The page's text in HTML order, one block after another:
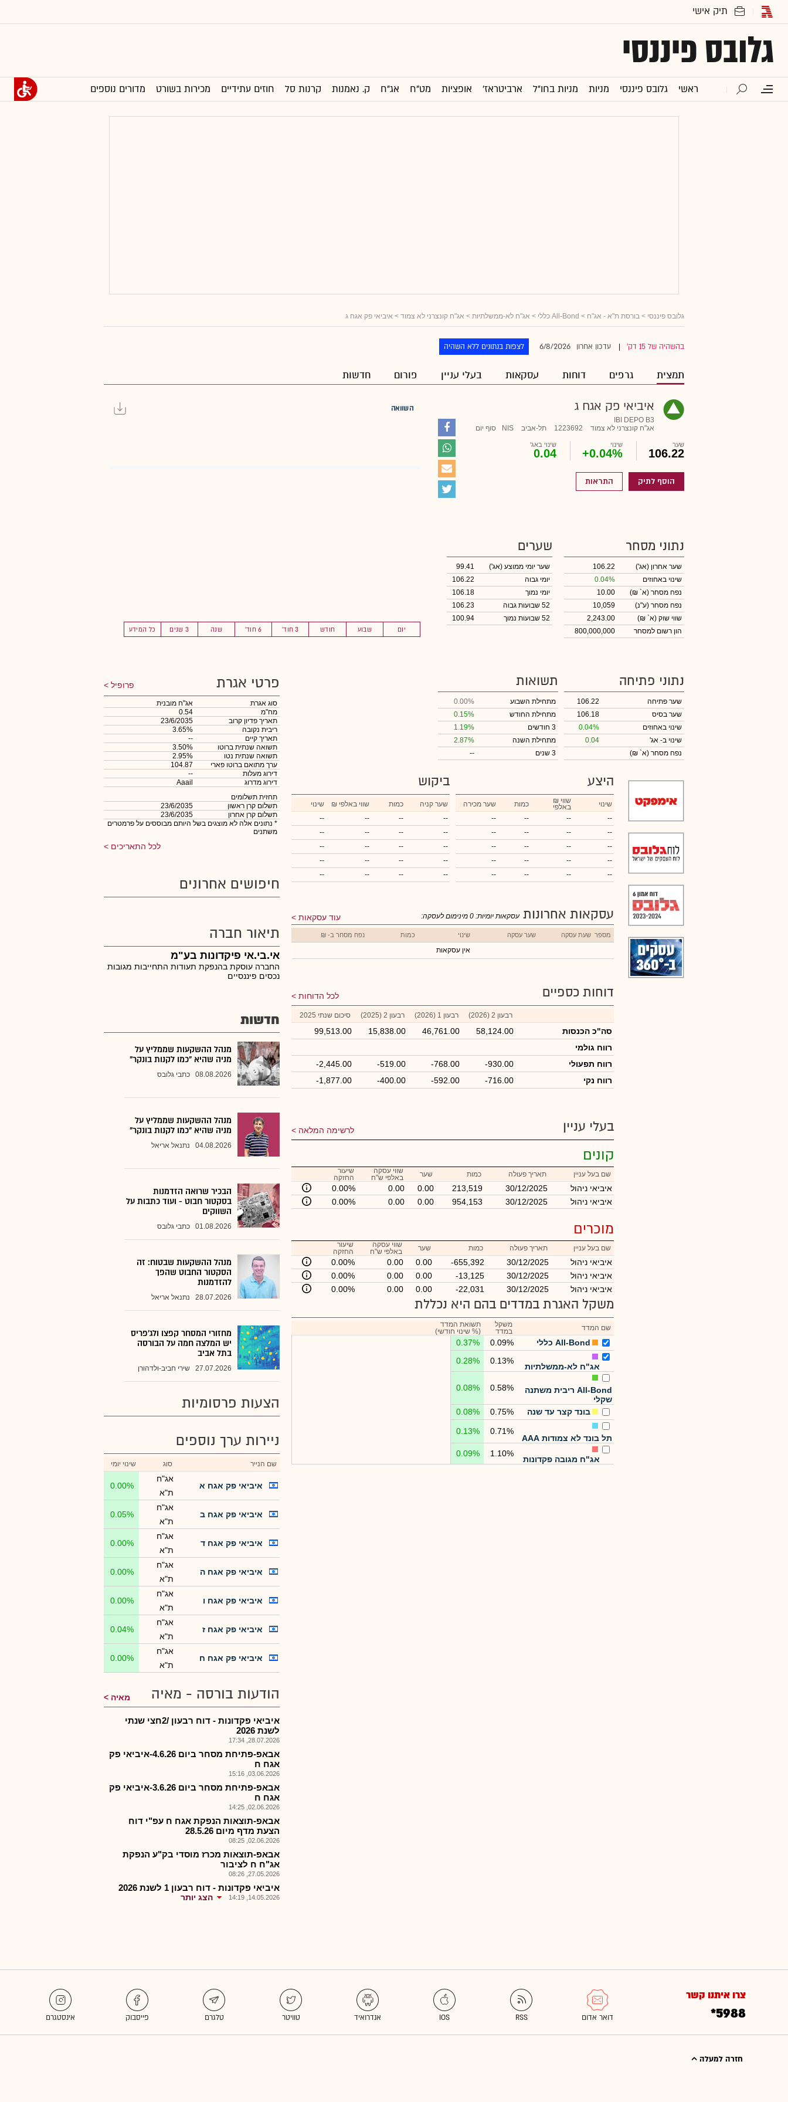
גלובס פיננסי
ראשי גלובס פיננסי מניות מניות בחו"ל ארביטראז' אופציות מט"ח אג"ח ק. נאמנות קרנות סל חוזים עתידיים מכירות בשורט מדורים נוספים
גלובס פיננסי > בורסת ת"א - אג"ח > All-Bond כללי > אג"ח לא-ממשלתיות > אג"ח קונצרני לא צמוד > איביאי פק אגח ג
בהשהיה של 15 דק' עדכון אחרון 6/8/2026 לצפות בנתונים ללא השהיה
תמצית גרפים דוחות עסקאות בעלי עניין פורום חדשות
איביאי פק אגח ג
IBI DEPO B3
אג"ח קונצרני לא צמוד
1223692 תל-אביב NIS סוף יום
שער
106.22
שינוי
+0.04%
שינוי באג'
0.04
הוסף לתיק התראות
השוואה
יום שבוע חודש 3 חוד' 6 חוד' שנה 3 שנים כל המידע
נתוני מסחר
שער אחרון (אג')
106.22
שינוי באחוזים
0.04%
נפח מסחר (א` ₪)
10.00
נפח מסחר (ע"נ)
10,059
שווי שוק (א` ₪)
2,243.00
הון רשום למסחר
800,000,000
שערים
שער יומי ממוצע (אג')
99.41
יומי גבוה
106.22
יומי נמוך
106.18
52 שבועות גבוה
106.23
52 שבועות נמוך
100.94
נתוני פתיחה
שער פתיחה
106.22
שער בסיס
106.18
שינוי באחוזים
0.04%
שינוי ב- אג'
0.04
נפח מסחר (א` ₪)
תשואות
מתחילת השבוע
0.00%
מתחילת החודש
0.15%
3 חודשים
1.19%
מתחילת השנה
2.87%
3 שנים
--
היצע
שינוי ₪ שווי
באלפי כמות
שער מכירה
--
--
--
--
--
--
--
--
--
--
--
--
--
--
--
--
--
--
--
--
ביקוש
שער קניה כמות ₪ שווי באלפי
שינוי
--
--
--
--
--
--
--
--
--
--
--
--
--
--
--
--
--
--
--
--
עסקאות אחרונות עוד עסקאות עסקאות יומיות: 0 מינימום לעסקה:
מספר שעת עסקה שער עסקה שינוי כמות נפח מסחר ב- ₪
אין עסקאות
דוחות כספיים לכל הדוחות
רבעון 2 (2026) רבעון 1 (2026) רבעון 2 (2025) סיכום שנתי 2025
סה"כ הכנסות 58,124.00
46,761.00
15,838.00
99,513.00
רווח גולמי
רווח תפעולי
-930.00
-768.00
-519.00
-2,445.00
רווח נקי
-716.00
-592.00
-400.00
-1,877.00
בעלי עניין לרשימה המלאה
קונים
שם בעל עניין תאריך פעולה כמות שער
שווי עסקה
באלפי ש"ח
שיעור
החזקה
איביאי ניהול 30/12/2025
213,519
0.00
0.00
0.00%
איביאי ניהול
30/12/2025
954,153
0.00
0.00
0.00%
מוכרים
שם בעל עניין תאריך פעולה כמות שער
שווי עסקה
באלפי ש"ח
שיעור
החזקה
איביאי ניהול 30/12/2025
-655,392
0.00
0.00
0.00%
איביאי ניהול
30/12/2025
-13,125
0.00
0.00
0.00%
איביאי ניהול
30/12/2025
-22,031
0.00
0.00
0.00%
משקל האגרת במדדים בהם היא נכללת
שם המדד
משקל
במדד
תשואת המדד
(% שינוי חודשי)
All-Bond כללי 0.09%
0.37%
אג"ח לא-ממשלתיות
0.13%
0.28%
All-Bond ריבית משתנה
שקלי
0.58%
0.08%
בונד קצר עד שנה 0.75%
0.08%
תל בונד לא צמודות AAA
0.71%
0.13%
אג"ח מגובה פקדונות
1.10%
0.09%
פרטי אגרת פרופיל
סוג אגרת
אג"ח מובנית
מח"מ
0.54
תאריך פדיון קרוב
23/6/2035
ריבית נקובה
3.65%
תאריך קיים
--
תשואה שנתית ברוטו
3.50%
תשואה שנתית נטו
2.95%
ערך מתואם ברוטו פארי
104.87
דירוג מעלות
--
דירוג מדרוג
Aaail
תחזית תשלומים
תשלום קרן ראשון
23/6/2035
תשלום קרן אחרון
23/6/2035
* נתונים אלה לא מוצגים בשל היותם מבוססים על פרמטרים
משתנים
לכל התאריכים
חיפושים אחרונים
תיאור חברה
אי.בי.אי פיקדונות בע"מ
החברה עוסקת בהנפקת תעודות התחייבות מגובות
נכסים פיננסיים
חדשות
מנהל ההשקעות שממליץ על
מניה שהיא "כמו לקנות בונקר"
08.08.2026 כתבי גלובס
מנהל ההשקעות שממליץ על
מניה שהיא "כמו לקנות בונקר"
04.08.2026 נתנאל אריאל
הבכיר שרואה הזדמנות
בסקטור חבוט - ועוד כתבות על
השווקים
01.08.2026 כתבי גלובס
מנהל ההשקעות שבטוח: זה
הסקטור החבוט שהפך
להזדמנות
28.07.2026 נתנאל אריאל
מחזורי המסחר קפצו ולג'פריס
יש המלצה חמה על הבורסה
בתל אביב
27.07.2026 שירי חביב-ולדהורן
הצעות פרסומיות
ניירות ערך נוספים
שם הנייר סוג שינוי יומי
איביאי פק אגח א
אג"ח
ת"א
0.00%
איביאי פק אגח ב
אג"ח
ת"א
0.05%
איביאי פק אגח ד
אג"ח
ת"א
0.00%
איביאי פק אגח ה
אג"ח
ת"א
0.00%
איביאי פק אגח ו
אג"ח
ת"א
0.00%
איביאי פק אגח ז
אג"ח
ת"א
0.04%
איביאי פק אגח ח
אג"ח
ת"א
0.00%
הודעות בורסה - מאיה מאיה
איביאי פקדונות - דוח רבעון /2חצי שנתי
לשנת 2026
28.07.2026, 17:34
אבאפ-פתיחת מסחר ביום 4.6.26-איביאי פק
אגח ח
03.06.2026, 15:16
אבאפ-פתיחת מסחר ביום 3.6.26-איביאי פק
אגח ח
02.06.2026, 14:25
אבאפ-תוצאות הנפקת אגח ח עפ"י דוח
הצעת מדף מיום 28.5.26
02.06.2026, 08:25
אבאפ-תוצאות מכרז מוסדי בק"ע הנפקת
אג"ח ח לציבור
27.05.2026, 08:26
איביאי פקדונות - דוח רבעון 1 לשנת 2026
14.05.2026, 14:19 הצג יותר
צרו איתנו קשר
*5988
חזרה למעלה